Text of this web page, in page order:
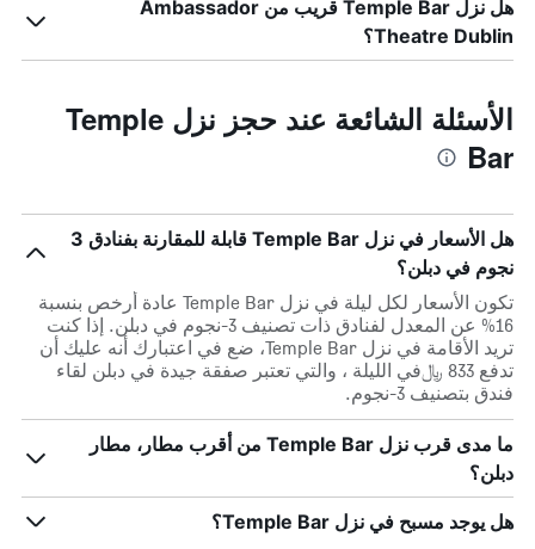
هل نزل Temple Bar قريب من Ambassador
Theatre Dublin؟
الأسئلة الشائعة عند حجز نزل Temple
Bar
هل الأسعار في نزل Temple Bar قابلة للمقارنة بفنادق 3
نجوم في دبلن؟
تكون الأسعار لكل ليلة في نزل Temple Bar عادة أرخص بنسبة
16% عن المعدل لفنادق ذات تصنيف 3-نجوم في دبلن. إذا كنت
تريد الأقامة في نزل Temple Bar، ضع في اعتبارك أنه عليك أن
تدفع 833 ﷼في الليلة ، والتي تعتبر صفقة جيدة في دبلن لقاء
فندق بتصنيف 3-نجوم.
ما مدى قرب نزل Temple Bar من أقرب مطار، مطار
دبلن؟
هل يوجد مسبح في نزل Temple Bar؟